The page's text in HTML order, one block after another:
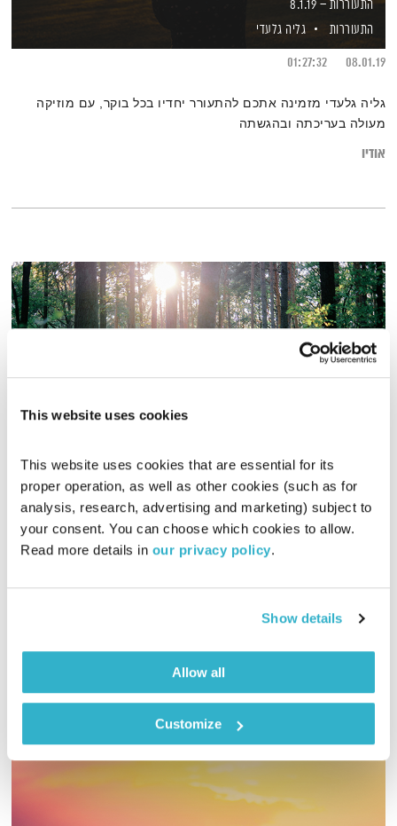
This website uses cookies
This website uses cookies that are essential for its
proper operation, as well as other cookies (such as for
analysis, research, advertising and marketing) subject to
your consent. You can choose which cookies to allow.
Read more details in our privacy policy.
Show details
Allow all
Customize
התעוררות – 8.1.19
התעוררות
גליה גלעדי
08.01.19
01:27:32
גליה גלעדי מזמינה אתכם להתעורר יחדיו בכל בוקר, עם מוזיקה
מעולה בעריכתה ובהגשתה
אודיו
טיול שבת – 7.3.26
טיול שבת
מיכל גפן
07.03.26
02:02:19
אודיו